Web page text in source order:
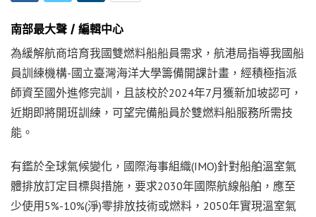
南部最大聲 / 編輯中心
為緩解航商培育我國雙燃料船船員需求，航港局指導我國船
員訓練機構-國立臺灣海洋大學籌備開課計畫，經積極指派
師資至國外進修完訓，且該校於2024年7月獲新加坡認可，
近期即將開班訓練，可望完備船員於雙燃料船服務所需技
能。
有鑑於全球氣候變化，國際海事組織(IMO)針對船舶溫室氣
體排放訂定目標與措施，要求2030年國際航線船舶，應至
少使用5%-10%(淨)零排放技術或燃料，2050年實現溫室氣